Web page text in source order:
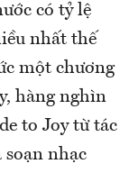
có tỷ lệ
nhất thế
một chương
hàng nghìn
to Joy từ tác
nhạc